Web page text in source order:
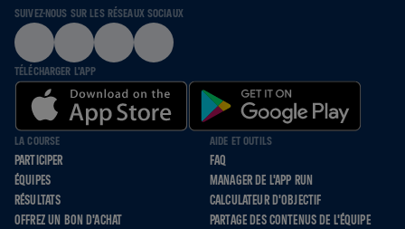
SUIVEZ-NOUS SUR LES RÉSEAUX SOCIAUX
TÉLÉCHARGER L'APP
LA COURSE
PARTICIPER
ÉQUIPES
RÉSULTATS
OFFREZ UN BON D'ACHAT
AIDE ET OUTILS
FAQ
MANAGER DE L'APP RUN
CALCULATEUR D'OBJECTIF
PARTAGE DES CONTENUS DE L'ÉQUIPE